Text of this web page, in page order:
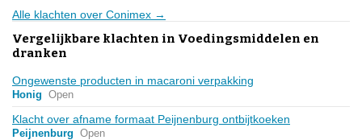
Alle klachten over Conimex →
Vergelijkbare klachten in Voedingsmiddelen en
dranken
Ongewenste producten in macaroni verpakking
Honig Open
Klacht over afname formaat Peijnenburg ontbijtkoeken
Peijnenburg Open